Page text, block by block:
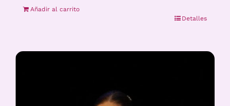
Añadir al carrito
Detalles